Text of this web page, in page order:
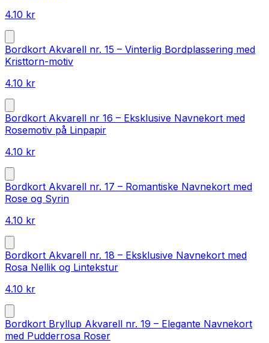
4.10 kr
Bordkort Akvarell nr. 15 – Vinterlig Bordplassering med
Kristtorn-motiv
4.10 kr
Bordkort Akvarell nr 16 – Eksklusive Navnekort med
Rosemotiv på Linpapir
4.10 kr
Bordkort Akvarell nr. 17 – Romantiske Navnekort med
Rose og Syrin
4.10 kr
Bordkort Akvarell nr. 18 – Eksklusive Navnekort med
Rosa Nellik og Lintekstur
4.10 kr
Bordkort Bryllup Akvarell nr. 19 – Elegante Navnekort
med Pudderrosa Roser